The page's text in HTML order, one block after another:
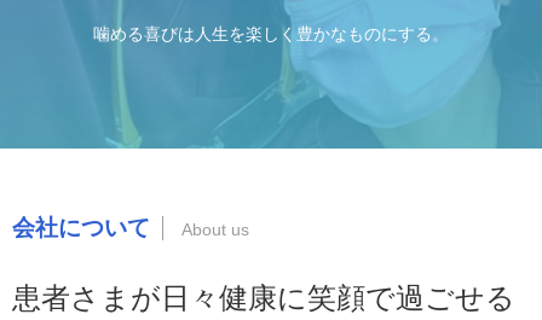
噛める喜びは人生を楽しく豊かなものにする。
会社について
患者さまが日々健康に笑顔で過ごせる